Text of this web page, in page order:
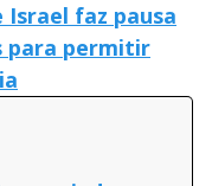
Israel faz pausa
para permitir